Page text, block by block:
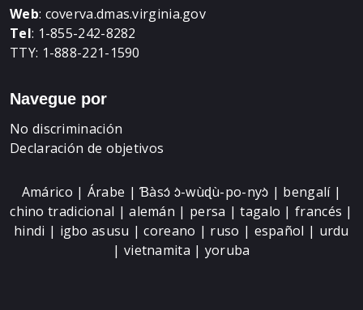
Web: coverva.dmas.virginia.gov
Tel: 1-855-242-8282
TTY: 1-888-221-1590
Navegue por
No discriminación
Declaración de objetivos
Amárico | Árabe | Ɓàsɔ́ ɔ̀-wùɖù-po-nyɔ̀ | bengalí |
chino tradicional | alemán | persa | tagalo | francés |
hindi | igbo asusu | coreano | ruso | español | urdu
| vietnamita | yoruba